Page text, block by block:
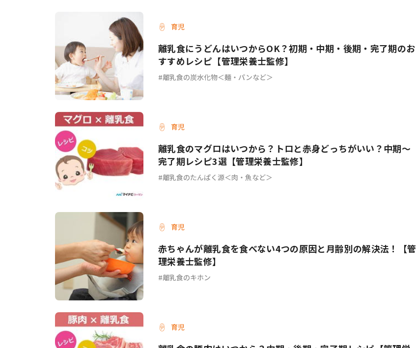
育児
離乳食にうどんはいつからOK？初期・中期・後期・完了期のお
すすめレシピ【管理栄養士監修】
離乳食の炭水化物＜麺・パンなど＞
育児
離乳食のマグロはいつから？トロと赤身どっちがいい？中期〜
完了期レシピ3選【管理栄養士監修】
離乳食のたんぱく源＜肉・魚など＞
育児
赤ちゃんが離乳食を食べない4つの原因と月齢別の解決法！【管
理栄養士監修】
離乳食のキホン
育児